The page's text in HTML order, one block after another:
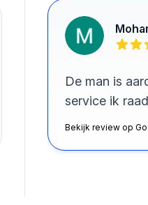
Bekijk review op
De man is
service ik